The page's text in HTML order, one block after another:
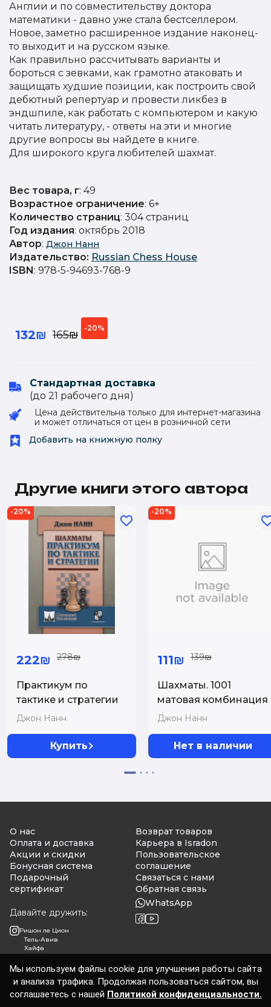
Англии и по совместительству доктора
математики - давно уже стала бестселлером.
Новое, заметно расширенное издание наконец-
то выходит и на русском языке.
Как правильно рассчитывать варианты и
бороться с зевками, как грамотно атаковать и
защищать худшие позиции, как построить свой
дебютный репертуар и провести ликбез в
эндшпиле, как работать с компьютером и какую
читать литературу, - ответы на эти и многие
другие вопросы вы найдете в книге.
Для широкого круга любителей шахмат.
Вес товара, г: 49
Возрастное ограничение: 6+
Количество страниц: 304 страниц
Год издания: октябрь 2018
Автор: Джон Нанн
Издательство: Russian Chess House
ISBN : 978-5-94693-768-9
132₪ 165₪
-20%
Стандартная доставка
(до 21 рабочего дня)
Цена действительна только для интернет-магазина
и может отличаться от цен в розничной сети
Добавить на книжную полку
Другие книги этого автора
-20%
222₪ 278₪
Практикум по
тактике и стратегии
Джон Нанн
Купить
-20%
111₪ 139₪
Шахматы. 1001
матовая комбинация
Джон Нанн
Нет в наличии
О нас
Оплата и доставка
Акции и скидки
Бонусная система
Подарочный
сертификат
Давайте дружить:
Ришон ле Цион
Тель-Авив
Хайфа
Возврат товаров
Карьера в Isradon
Пользовательское
соглашение
Связаться с нами
Обратная связь
WhatsApp
Isradon 2026
Мы используем файлы cookie для улучшения работы сайта
и анализа трафика. Продолжая пользоваться сайтом, вы
соглашаетесь с нашей Политикой конфиденциальности.